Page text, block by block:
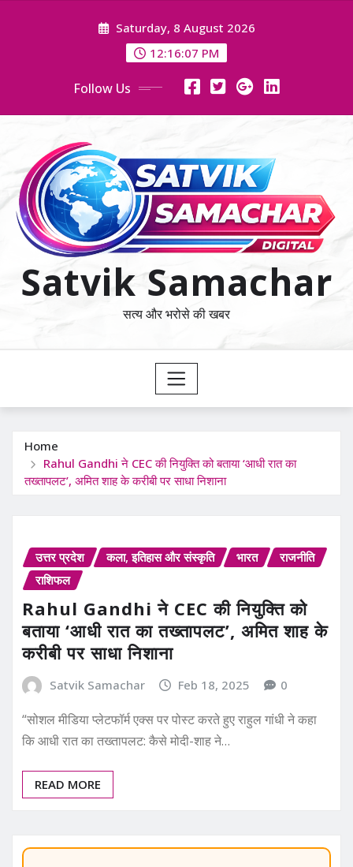
Saturday, 8 August 2026
12:16:08 PM
Follow Us
Satvik Samachar
सत्य और भरोसे की खबर
Home
Rahul Gandhi ने CEC की नियुक्ति को बताया ‘आधी रात का
तख्तापलट’, अमित शाह के करीबी पर साधा निशाना
उत्तर प्रदेश कला, इतिहास और संस्कृति भारत
राजनीति
राशिफल
Rahul Gandhi ने CEC की नियुक्ति को
बताया ‘आधी रात का तख्तापलट’, अमित शाह के
करीबी पर साधा निशाना
Satvik Samachar Feb 18, 2025 0
“सोशल मीडिया प्लेटफॉर्म एक्स पर पोस्ट करते हुए राहुल गांधी ने कहा
कि आधी रात का तख्तापलट: कैसे मोदी-शाह ने…
READ MORE